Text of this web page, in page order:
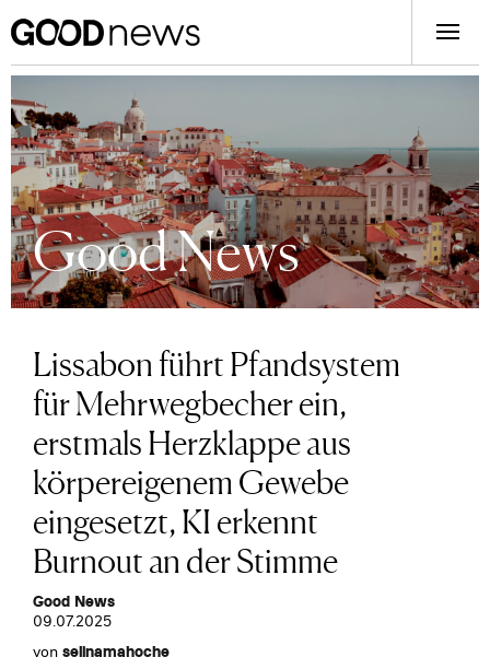
Good News
Lissabon führt Pfandsystem
für Mehrwegbecher ein,
erstmals Herzklappe aus
körpereigenem Gewebe
eingesetzt, KI erkennt
Burnout an der Stimme
Good News
09.07.2025
von selinamahoche